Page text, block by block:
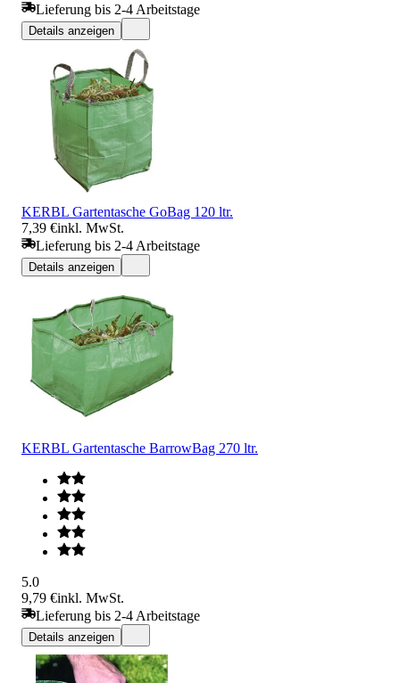
Lieferung bis 2-4 Arbeitstage
Details anzeigen
KERBL Gartentasche GoBag 120 ltr.
7,39 €inkl. MwSt.
Lieferung bis 2-4 Arbeitstage
Details anzeigen
KERBL Gartentasche BarrowBag 270 ltr.
5.0
9,79 €inkl. MwSt.
Lieferung bis 2-4 Arbeitstage
Details anzeigen